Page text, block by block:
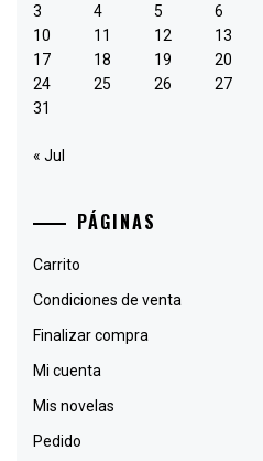
3
4 5 6
10
11 12 13
17
18 19 20
24
25 26 27
31
« Jul
PÁGINAS
Carrito
Condiciones de venta
Finalizar compra
Mi cuenta
Mis novelas
Pedido